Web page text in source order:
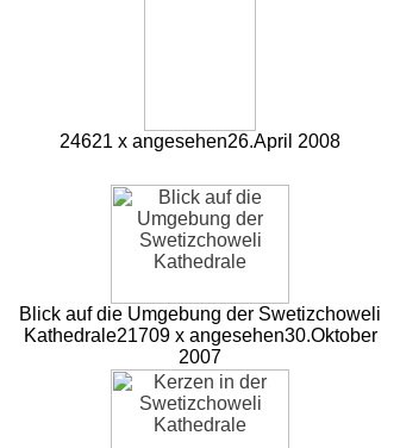
24621 x angesehen26.April 2008
Blick auf die Umgebung der Swetizchoweli
Kathedrale21709 x angesehen30.Oktober
2007